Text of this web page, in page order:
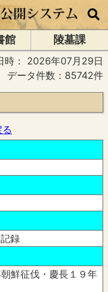
館
陵墓課
時： 2026年07月29日
データ件数：85742件
録
鮮征伐・慶長１９年